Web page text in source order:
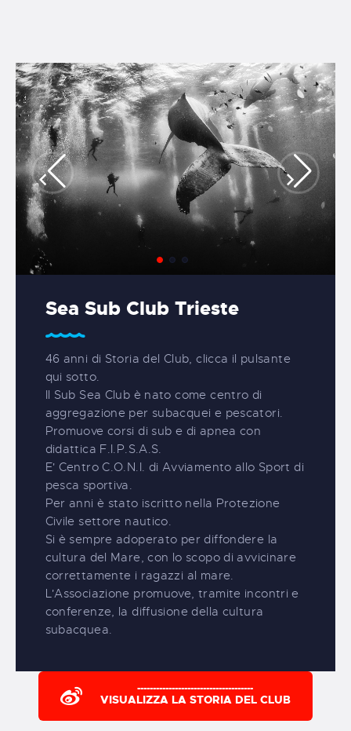
IL CLUB
NATALE SUB
CORSI
NOTIZIE
FOTO E VIDEO
CONTATTI
Sea Sub Club Trieste
46 anni di Storia del Club, clicca il pulsante
qui sotto.
Il Sub Sea Club è nato come centro di
aggregazione per subacquei e pescatori.
Promuove corsi di sub e di apnea con
didattica F.I.P.S.A.S.
E' Centro C.O.N.I. di Avviamento allo Sport di
pesca sportiva.
Per anni è stato iscritto nella Protezione
Civile settore nautico.
Si è sempre adoperato per diffondere la
cultura del Mare, con lo scopo di avvicinare
correttamente i ragazzi al mare.
L'Associazione promuove, tramite incontri e
conferenze, la diffusione della cultura
subacquea.
-------------------------------------
VISUALIZZA LA STORIA DEL CLUB